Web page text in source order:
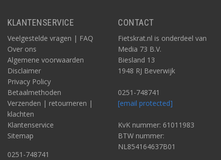
KLANTENSERVICE
Veelgestelde vragen | FAQ
Over ons
Algemene voorwaarden
Disclaimer
Privacy Policy
Betaalmethoden
Verzenden | retourneren |
klachten
Klantenservice
Sitemap
0251-748741
CONTACT
Fietskrat.nl is onderdeel van
Media 73 B.V.
Biesland 13
1948 RJ Beverwijk
0251-748741
[email protected]
KvK nummer: 61011983
BTW nummer:
NL854164637B01